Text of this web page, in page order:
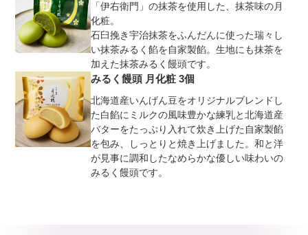
「伊右衛門」の抹茶を使用した、抹茶味の月
化粧。
石臼挽き宇治抹茶をふんだんに使った瑞々し
い抹茶みるく餡を自家製餡。生地にも抹茶を
加えた抹茶みるく饅頭です。
みるく饅頭 月化粧 3個
北海道産いんげん豆をオリジナルブレンドし
た白餡にミルクの風味豊かな練乳と北海道産
バターをたっぷり入れて炊き上げた自家製餡
を包み、しっとりと焼き上げました。和と洋
が見事に調和したなめらかな優しい味わいの
みるく饅頭です。